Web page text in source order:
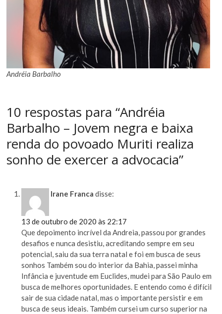
Andréia Barbalho
10 respostas para “Andréia
Barbalho – Jovem negra e baixa
renda do povoado Muriti realiza
sonho de exercer a advocacia”
Irane Franca disse:
13 de outubro de 2020 às 22:17
Que depoimento incrível da Andreia, passou por grandes
desafios e nunca desistiu, acreditando sempre em seu
potencial, saiu da sua terra natal e foi em busca de seus
sonhos Também sou do interior da Bahia, passei minha
Infância e juventude em Euclides, mudei para São Paulo em
busca de melhores oportunidades. E entendo como é difícil
sair de sua cidade natal, mas o importante persistir e em
busca de seus ideais. Também cursei um curso superior na